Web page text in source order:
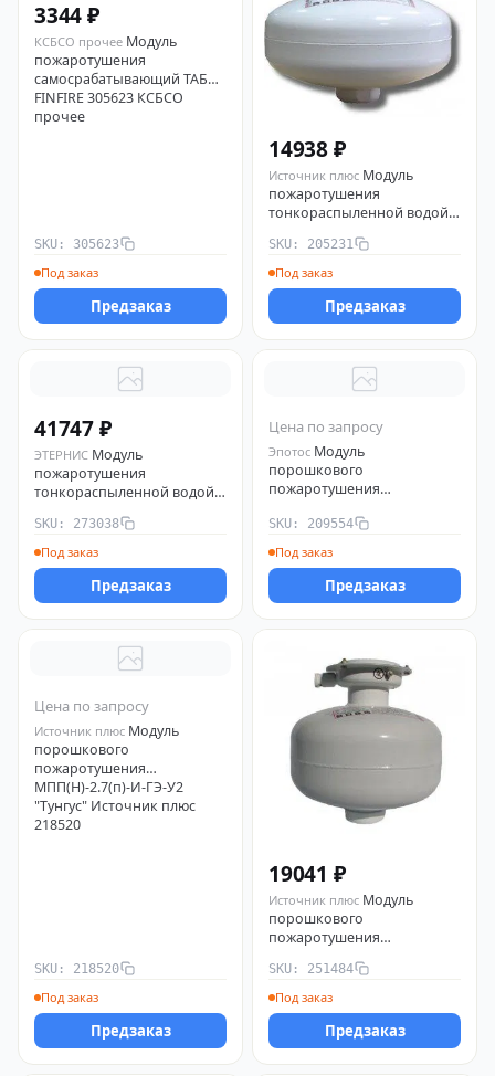
3344 ₽
КСБСО прочее Модуль
пожаротушения
самосрабатывающий ТАБ
FINFIRE 305623 КСБСО
прочее
SKU: 305623
Под заказ
Предзаказ
14938 ₽
Источник плюс Модуль
пожаротушения
тонкораспыленной водой
Источник плюс 205231
SKU: 205231
Под заказ
Предзаказ
41747 ₽
ЭТЕРНИС Модуль
пожаротушения
тонкораспыленной водой
фальшполов и
фальшпотолков ЭТЕРНИС
273038
SKU: 273038
Под заказ
Предзаказ
Цена по запросу
Эпотос Модуль
порошкового
пожаротушения
взрывозащ. Эпотос 209554
SKU: 209554
Под заказ
Предзаказ
Цена по запросу
Источник плюс Модуль
порошкового
пожаротушения
МПП(Н)-2.7(п)-И-ГЭ-У2
"Тунгус" Источник плюс
218520
SKU: 218520
Под заказ
Предзаказ
19041 ₽
Источник плюс Модуль
порошкового
пожаротушения
И-ГЭ-У2 Источник плюс
251484
SKU: 251484
Под заказ
Предзаказ